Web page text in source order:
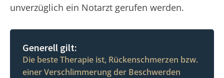
unverzüglich ein Notarzt gerufen werden.
Generell gilt:
Die beste Therapie ist, Rückenschmerzen bzw.
einer Verschlimmerung der Beschwerden